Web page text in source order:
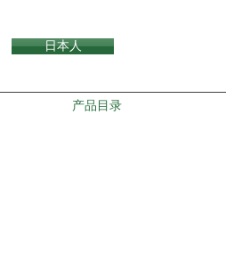
日本人
产品目录